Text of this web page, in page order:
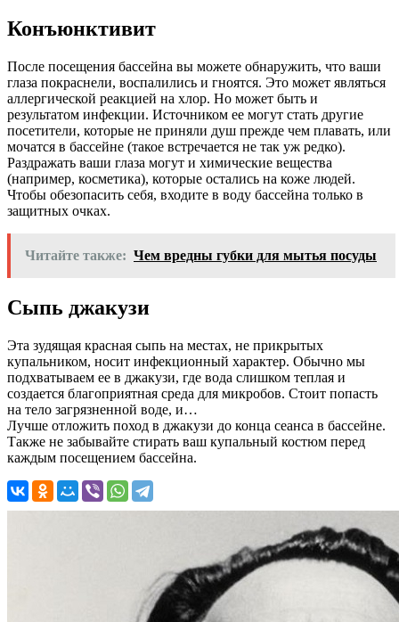
Конъюнктивит
После посещения бассейна вы можете обнаружить, что ваши
глаза покраснели, воспалились и гноятся. Это может являться
аллергической реакцией на хлор. Но может быть и
результатом инфекции. Источником ее могут стать другие
посетители, которые не приняли душ прежде чем плавать, или
мочатся в бассейне (такое встречается не так уж редко).
Раздражать ваши глаза могут и химические вещества
(например, косметика), которые остались на коже людей.
Чтобы обезопасить себя, входите в воду бассейна только в
защитных очках.
Читайте также: Чем вредны губки для мытья посуды
Сыпь джакузи
Эта зудящая красная сыпь на местах, не прикрытых
купальником, носит инфекционный характер. Обычно мы
подхватываем ее в джакузи, где вода слишком теплая и
создается благоприятная среда для микробов. Стоит попасть
на тело загрязненной воде, и…
Лучше отложить поход в джакузи до конца сеанса в бассейне.
Также не забывайте стирать ваш купальный костюм перед
каждым посещением бассейна.